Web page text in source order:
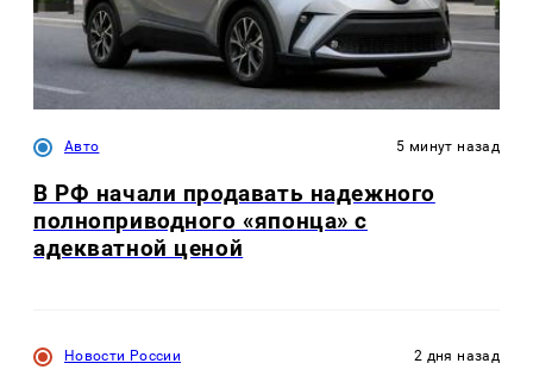
Авто 5 минут назад
В РФ начали продавать надежного
полноприводного «японца» с
адекватной ценой
Новости России 2 дня назад